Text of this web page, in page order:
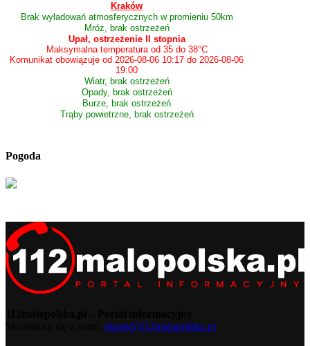
Kraków
Brak wyładowań atmosferycznych w promieniu 50km
Mróz, brak ostrzeżeń
Upał, ostrzeżenie II stopnia
Maksymalna temperatura od 35 do 38°C
Komunikat obowiązuje od 2026-08-06 10:17 do 2026-08-06
19:00
Wiatr, brak ostrzeżeń
Opady, brak ostrzeżeń
Burze, brak ostrzeżeń
Trąby powietrzne, brak ostrzeżeń
Pogoda
alarm@112malopolska.pl